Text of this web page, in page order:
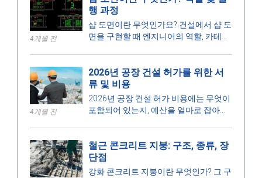
4개월 전
행 과정
샵 도면이란 무엇인가요? 건설에서 샵 도
면을 구현할 때 엔지니어의 역할, 카테고
4개월 전
2026년 공장 건설 허가를 위한 서
류 및 비용
2026년 공장 건설 허가 비용에는 무엇이
포함되어 있는지, 예산을 얼마로 잡아야
인지 알아보세요.
철근 콘크리트 지붕: 구조, 종류, 장
단점
강화 콘크리트 지붕이란 무엇인가? 그 구